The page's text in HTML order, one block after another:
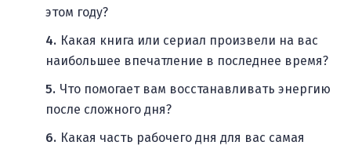
этом году?
Какая книга или сериал произвели на вас
наибольшее впечатление в последнее время?
Что помогает вам восстанавливать энергию
после сложного дня?
Какая часть рабочего дня для вас самая